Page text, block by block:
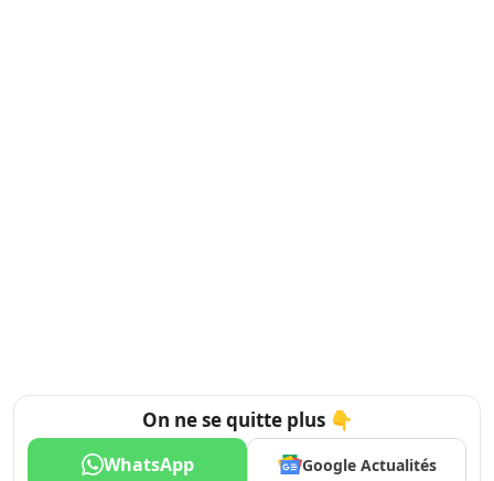
On ne se quitte plus 👇
WhatsApp Google Actualités